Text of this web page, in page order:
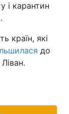
і карантин
країн, які
до